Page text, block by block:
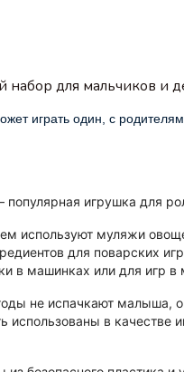
набор для мальчиков и
играть один, с
популярная игрушка для
используют муляжи
для поварских
в машинках или для игр в
не испачкают малыша,
использованы в качестве